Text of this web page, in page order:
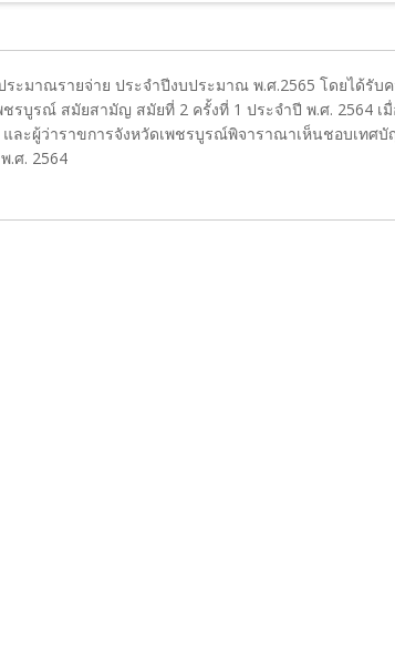
ะมาณรายจ่าย ประจำปีงบประมาณ พ.ศ.2565 โดยได้รับค
รบูรณ์ สมัยสามัญ สมัยที่ 2 ครั้งที่ 1 ประจำปี พ.ศ. 2564 เ
และผู้ว่าราขการจังหวัดเพชรบูรณ์พิจาราณาเห็นชอบเทศ
.ศ. 2564